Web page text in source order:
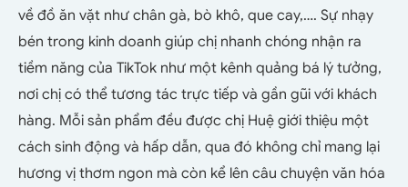
về đồ ăn vặt như chân gà, bò khô, que cay,…. Sự nhạy
bén trong kinh doanh giúp chị nhanh chóng nhận ra
tiềm năng của TikTok như một kênh quảng bá lý tưởng,
nơi chị có thể tương tác trực tiếp và gần gũi với khách
hàng. Mỗi sản phẩm đều được chị Huệ giới thiệu một
cách sinh động và hấp dẫn, qua đó không chỉ mang lại
hương vị thơm ngon mà còn kể lên câu chuyện văn hóa